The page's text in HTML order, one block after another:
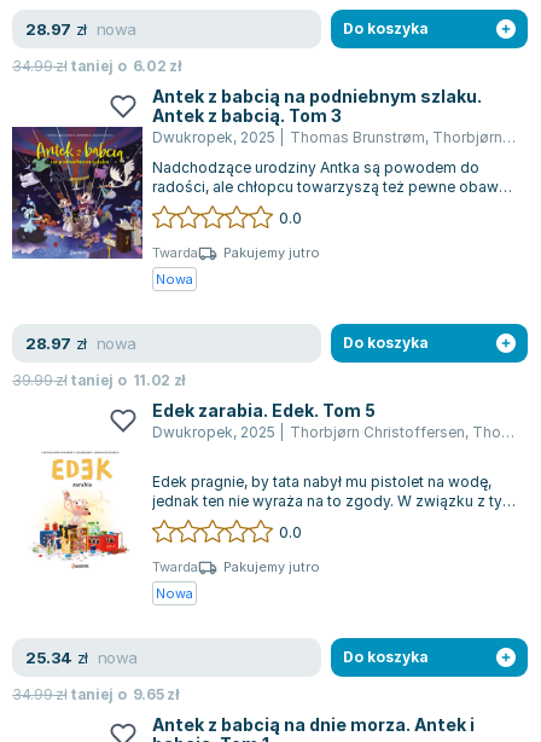
ks. Piotr Pawlukiewicz
Jarosław Sokołowski
Piotr Latocha
Michael Scott
Piotr Semka
Jarosław Iwaszkiewicz
Joseph Murphy
Jan Sztaudynger
Aleksander Puszkin
Małgorzata Ohme
Maddie Ziegler
Leszek Czarnecki
Joanna Racewicz
Maria Seweryn
Janina Zającówna
Eric Helms
Anna Prus (oprac.)
Nela Mała Reporterka
Barbara Wrzesińska
Terry Pratchett
Virginia Woolf
28.97 zł nowa
34.99złtaniej o 6.02 zł
Do koszyka
Antek z babcią na podniebnym szlaku.
Antek z babcią. Tom 3
Dwukropek, 2025 Thomas Brunstrøm, Thorbjørn Christoffersen
Nadchodzące urodziny Antka są powodem do
radości, ale chłopcu towarzyszą też pewne obawy.
Według prognozy pogody, tego dnia przewi...
0.0
Twarda
Pakujemy jutro
Nowa
28.97 zł nowa
39.99złtaniej o 11.02 zł
Do koszyka
Edek zarabia. Edek. Tom 5
Dwukropek, 2025 Thorbjørn Christoffersen, Thomas Brunstrøm
Edek pragnie, by tata nabył mu pistolet na wodę,
jednak ten nie wyraża na to zgody. W związku z tym
Edek postanawia sam zdobyć pot...
0.0
Twarda
Pakujemy jutro
Nowa
25.34 zł nowa
34.99złtaniej o 9.65zł
Do koszyka
Antek z babcią na dnie morza. Antek i